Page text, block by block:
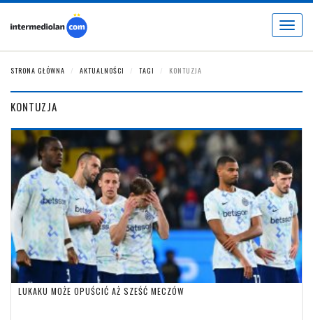
Toggle
STRONA GŁÓWNA AKTUALNOŚCI TAGI KONTUZJA
KONTUZJA
LUKAKU MOŻE OPUŚCIĆ AŻ SZEŚĆ MECZÓW